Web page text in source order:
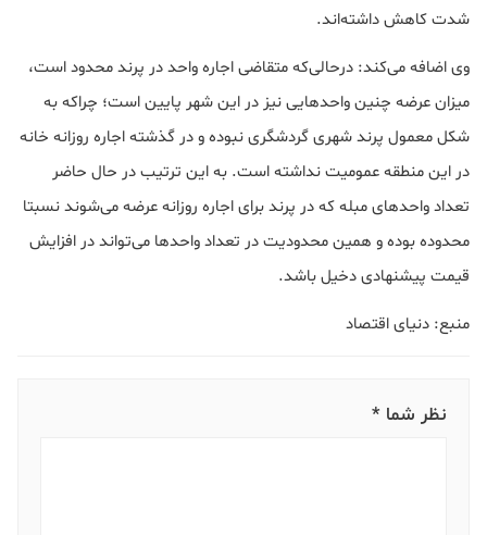
شدت کاهش داشته‌اند.
وی اضافه می‌کند: درحالی‌که متقاضی اجاره واحد در پرند محدود است،
میزان عرضه چنین واحدهایی نیز در این شهر پایین است؛ چراکه به
شکل معمول پرند شهری گردشگری نبوده و در گذشته اجاره روزانه خانه
در این منطقه عمومیت نداشته است. به این ترتیب در حال حاضر
تعداد واحدهای مبله که در پرند برای اجاره روزانه عرضه می‌شوند نسبتا
محدوده بوده و همین محدودیت در تعداد واحدها می‌تواند در افزایش
قیمت پیشنهادی دخیل باشد.
منبع: دنیای اقتصاد
نظر شما *